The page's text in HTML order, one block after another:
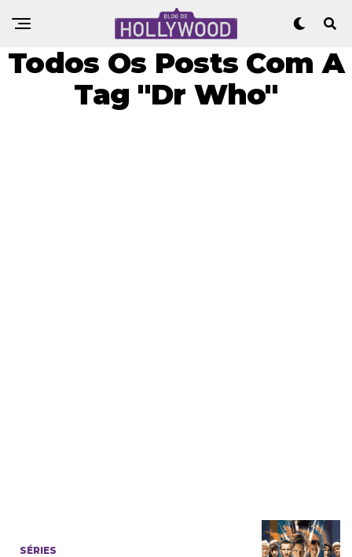
Todos Os Posts Com A
Tag "Dr Who"
SÉRIES